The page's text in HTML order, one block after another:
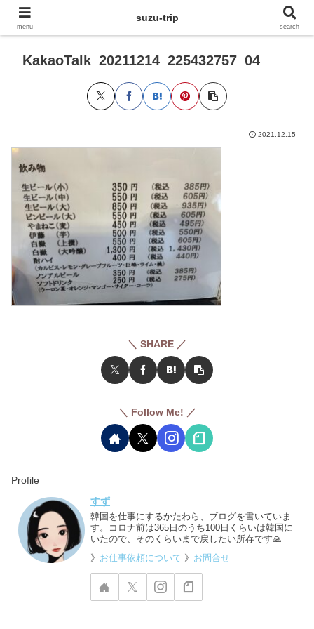
KakaoTalk_20211214_225432757_04
2021.12.15
＼ SHARE ／
＼ Follow Me! ／
Profile
すず
韓国を仕事にするかたわら、ブログを書いていま
す。コロナ前は365日のうち100日くらいは韓国に
いたので、そのくらいまで戻したい所存です🙏
》 お仕事依頼について 》 お問合せ
menu
suzu-trip
search